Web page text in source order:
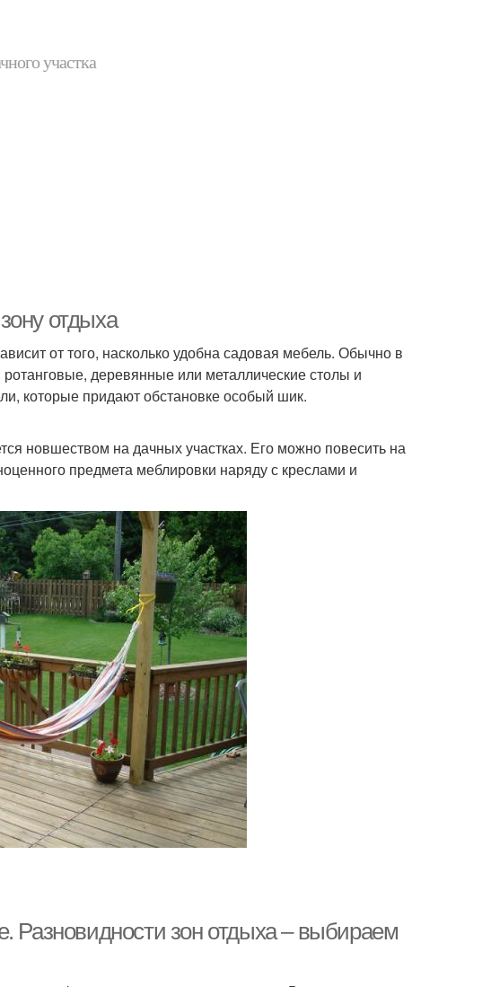
участка
отдыха
от того, насколько удобна садовая мебель. Обычно в
деревянные или металлические столы и
которые придают обстановке особый шик.
новшеством на дачных участках. Его можно повесить на
предмета меблировки наряду с креслами и
Разновидности зон отдыха – выбираем